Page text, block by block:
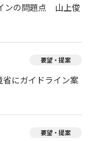
ンの問題点 山上俊
要望・提案
にガイドライン案
要望・提案